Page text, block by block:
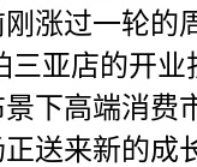
刚涨过一轮的
三亚店的开业
下高端消费
送来新的成